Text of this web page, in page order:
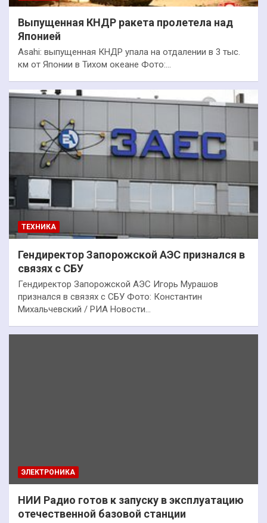
Выпущенная КНДР ракета пролетела над
Японией
Asahi: выпущенная КНДР упала на отдалении в 3 тыс.
км от Японии в Тихом океане Фото:…
ТЕХНИКА
Гендиректор Запорожской АЭС признался в
связях с СБУ
Гендиректор Запорожской АЭС Игорь Мурашов
признался в связях с СБУ Фото: Константин
Михальчевский / РИА Новости…
ЭЛЕКТРОНИКА
НИИ Радио готов к запуску в эксплуатацию
отечественной базовой станции